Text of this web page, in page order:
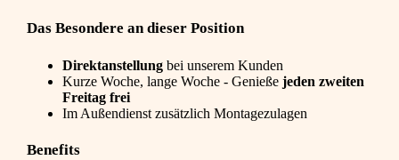
Das Besondere an dieser Position
Direktanstellung bei unserem Kunden
Kurze Woche, lange Woche - Genieße jeden zweiten
Freitag frei
Im Außendienst zusätzlich Montagezulagen
Benefits